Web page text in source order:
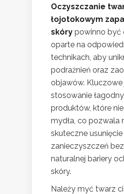
Oczyszczanie
łojotokowym
skóry powinno być
oparte na
technikach, aby
podrażnień oraz
objawów. Kluczowe
stosowanie
produktów, które
mydła, co pozwala
skuteczne usunięcie
zanieczyszczeń
naturalnej bariery
skóry.
Należy myć twarz